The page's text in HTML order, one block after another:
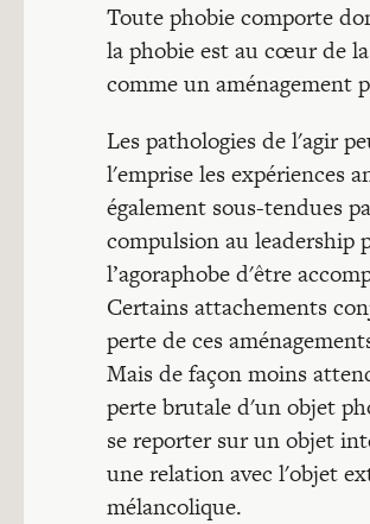
Toute phobie comporte
la phobie est au cœur de
comme un aménagement
Les pathologies de l'agir
l'emprise les expériences
également sous-tendues
compulsion au leadership
l’agoraphobe d'être
Certains attachements
perte de ces
Mais de façon moins
perte brutale d'un objet
se reporter sur un objet
une relation avec l'objet
mélancolique.